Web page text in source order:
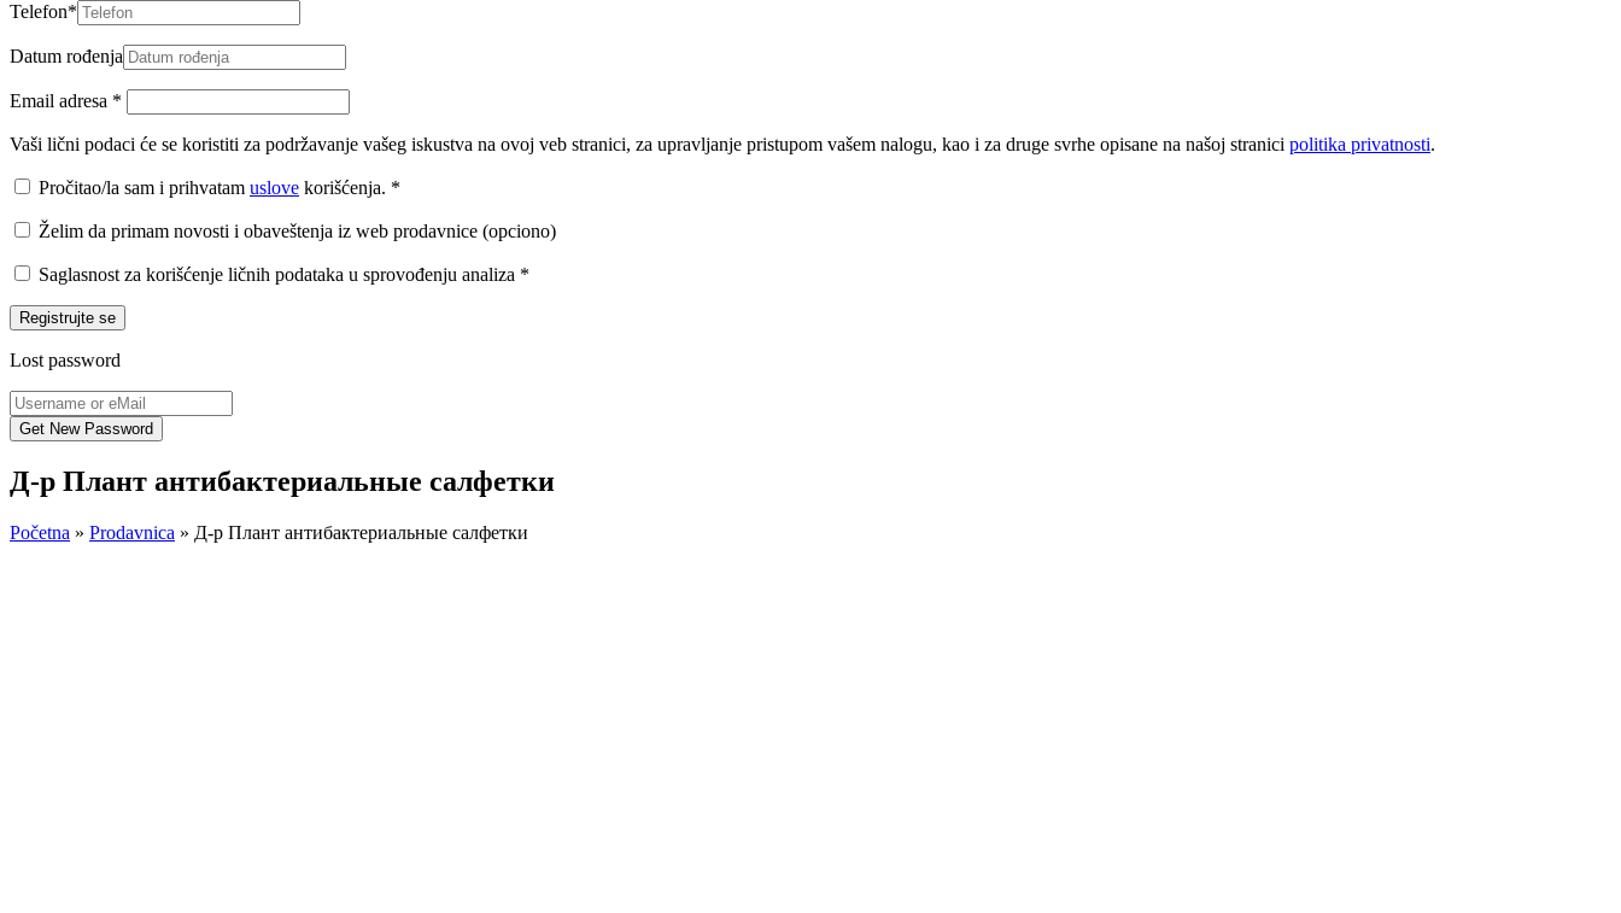
Telefon*
Datum rođenja
Email adresa *
Vaši lični podaci će se koristiti za podržavanje vašeg iskustva na ovoj veb stranici, za upravljanje pristupom vašem nalogu, kao i za druge svrhe opisane na našoj stranici politika privatnosti.
Pročitao/la sam i prihvatam uslove korišćenja. *
Želim da primam novosti i obaveštenja iz web prodavnice (opciono)
Saglasnost za korišćenje ličnih podataka u sprovođenju analiza *
Registrujte se
Lost password
Д-р Плант антибактериальные салфетки
Početna » Prodavnica » Д-р Плант антибактериальные салфетки